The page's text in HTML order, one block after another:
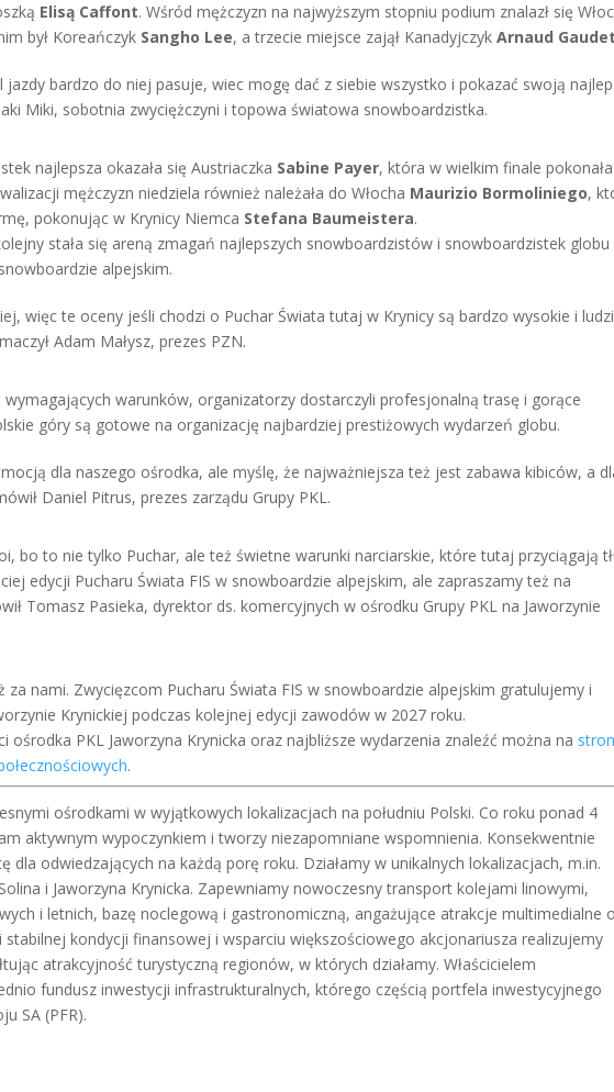
Elisą Caffont. Wśród mężczyzn na najwyższym stopniu podium znalazł się
był Koreańczyk Sangho Lee, a trzecie miejsce zajął KanadyjczykArnaud Gaudet
bardzo do niej pasuje, wiec mogę dać z siebie wszystko i pokazać swoją
Miki, sobotnia zwyciężczyni i topowa światowa snowboardzistka.
najlepsza okazała się Austriaczka Sabine Payer, która w wielkim finale pokonała
mężczyzn niedziela również należała do Włocha Maurizio Bormoliniego,
pokonując w Krynicy Niemca Stefana Baumeistera.
stała się areną zmagań najlepszych snowboardzistów i snowboardzistek globu
alpejskim.
więc te oceny jeśli chodzi o Puchar Świata tutaj w Krynicy są bardzo wysokie i
Adam Małysz, prezes PZN.
warunków, organizatorzy dostarczyli profesjonalną trasę i gorące
góry są gotowe na organizację najbardziej prestiżowych wydarzeń globu.
dla naszego ośrodka, ale myślę, że najważniejsza też jest zabawa kibiców, a
Daniel Pitrus, prezes zarządu Grupy PKL.
bo to nie tylko Puchar, ale też świetne warunki narciarskie, które tutaj przyciągają
edycji Pucharu Świata FIS w snowboardzie alpejskim, ale zapraszamy też na
Tomasz Pasieka, dyrektor ds. komercyjnych w ośrodku Grupy PKL na Jaworzynie
za nami. Zwycięzcom Pucharu Świata FIS w snowboardzie alpejskim gratulujemy i
Krynickiej podczas kolejnej edycji zawodów w 2027 roku.
ośrodka PKL Jaworzyna Krynicka oraz najbliższe wydarzenia znaleźć można na
.
ośrodkami w wyjątkowych lokalizacjach na południu Polski. Co roku ponad 4
aktywnym wypoczynkiem i tworzy niezapomniane wspomnienia. Konsekwentnie
odwiedzających na każdą porę roku. Działamy w unikalnych lokalizacjach, m.in.
i Jaworzyna Krynicka. Zapewniamy nowoczesny transport kolejami linowymi,
i letnich, bazę noclegową i gastronomiczną, angażujące atrakcje multimedialne
kondycji finansowej i wsparciu większościowego akcjonariusza realizujemy
atrakcyjność turystyczną regionów, w których działamy. Właścicielem
fundusz inwestycji infrastrukturalnych, którego częścią portfela inwestycyjnego
SA (PFR).